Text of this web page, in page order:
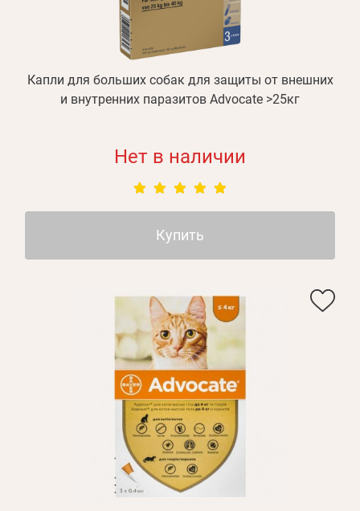
Капли для больших собак для защиты от внешних
и внутренних паразитов Advocate >25кг
Нет в наличии
Купить